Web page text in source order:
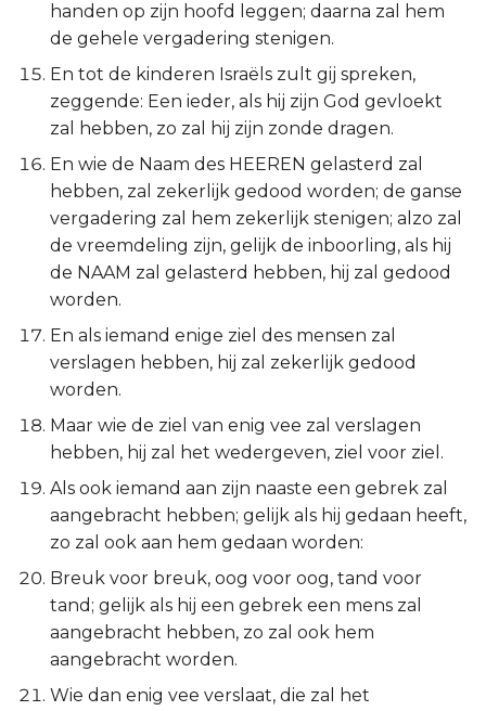
handen op zijn hoofd leggen; daarna zal hem
de gehele vergadering stenigen.
En tot de kinderen Israëls zult gij spreken,
zeggende: Een ieder, als hij zijn God gevloekt
zal hebben, zo zal hij zijn zonde dragen.
En wie de Naam des HEEREN gelasterd zal
hebben, zal zekerlijk gedood worden; de ganse
vergadering zal hem zekerlijk stenigen; alzo zal
de vreemdeling zijn, gelijk de inboorling, als hij
de NAAM zal gelasterd hebben, hij zal gedood
worden.
En als iemand enige ziel des mensen zal
verslagen hebben, hij zal zekerlijk gedood
worden.
Maar wie de ziel van enig vee zal verslagen
hebben, hij zal het wedergeven, ziel voor ziel.
Als ook iemand aan zijn naaste een gebrek zal
aangebracht hebben; gelijk als hij gedaan heeft,
zo zal ook aan hem gedaan worden:
Breuk voor breuk, oog voor oog, tand voor
tand; gelijk als hij een gebrek een mens zal
aangebracht hebben, zo zal ook hem
aangebracht worden.
Wie dan enig vee verslaat, die zal het